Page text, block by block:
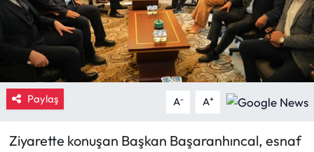
Paylaş A- A+
Ziyarette konuşan Başkan Başaranhıncal, esnaf
İskilip Haberleri
Kargı Haberleri
Kimdir?